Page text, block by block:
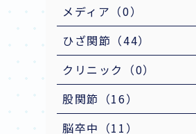
メディア（0）
ひざ関節（44）
クリニック（0）
股関節（16）
脳卒中（11）